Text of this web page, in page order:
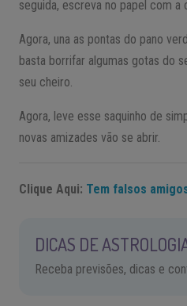
seguida, escreva no papel com
Agora, una as pontas do pano
basta borrifar algumas gotas do
seu cheiro.
Agora, leve esse saquinho de
novas amizades vão se abrir.
Clique Aqui: Tem falsos
DICAS DE
Receba previsões, dicas e